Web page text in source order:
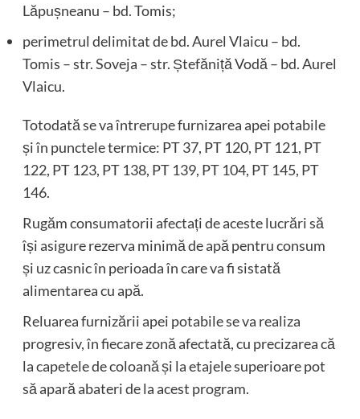
Lăpușneanu – bd. Tomis;
perimetrul delimitat de bd. Aurel Vlaicu – bd.
Tomis – str. Soveja – str. Ștefăniță Vodă – bd. Aurel
Vlaicu.
Totodată se va întrerupe furnizarea apei potabile
și în punctele termice: PT 37, PT 120, PT 121, PT
122, PT 123, PT 138, PT 139, PT 104, PT 145, PT
146.
Rugăm consumatorii afectați de aceste lucrări să
își asigure rezerva minimă de apă pentru consum
și uz casnic în perioada în care va fi sistată
alimentarea cu apă.
Reluarea furnizării apei potabile se va realiza
progresiv, în fiecare zonă afectată, cu precizarea că
la capetele de coloană și la etajele superioare pot
să apară abateri de la acest program.